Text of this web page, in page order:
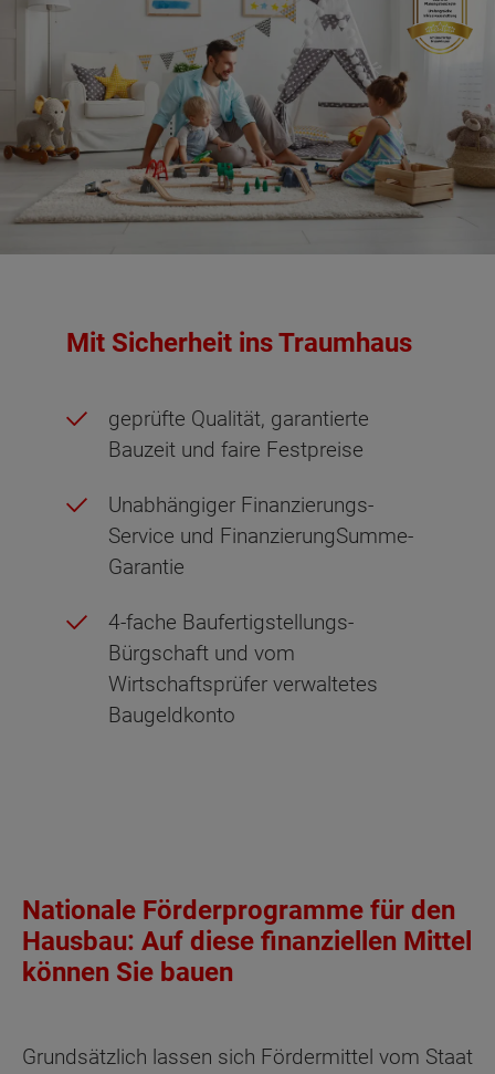
Mit Sicherheit ins Traumhaus
geprüfte Qualität, garantierte
Bauzeit und faire Festpreise
Unabhängiger Finanzierungs-
Service und FinanzierungSumme-
Garantie
4-fache Baufertigstellungs-
Bürgschaft und vom
Wirtschaftsprüfer verwaltetes
Baugeldkonto
Nationale Förderprogramme für den
Hausbau: Auf diese finanziellen Mittel
können Sie bauen
Grundsätzlich lassen sich Fördermittel vom Staat